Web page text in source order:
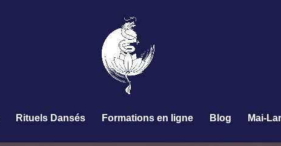
Rituels Dansés Formations en ligne Blog Mai-